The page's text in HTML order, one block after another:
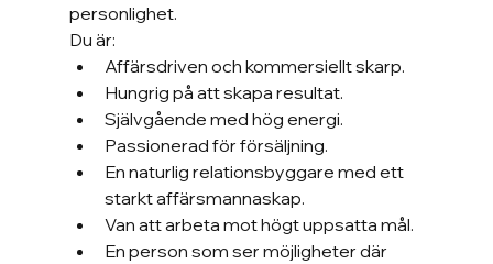
personlighet.
Du är:
Affärsdriven och kommersiellt skarp.
Hungrig på att skapa resultat.
Självgående med hög energi.
Passionerad för försäljning.
En naturlig relationsbyggare med ett
starkt affärsmannaskap.
Van att arbeta mot högt uppsatta mål.
En person som ser möjligheter där